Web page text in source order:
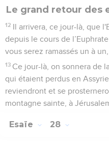
Le grand retour des
12 Il arrivera, ce jour-là, que
depuis le cours de
vous serez ramassés un à
13 Ce jour-là, on sonnera de
qui étaient perdus en
reviendront et se
montagne sainte, à
Esaïe 28